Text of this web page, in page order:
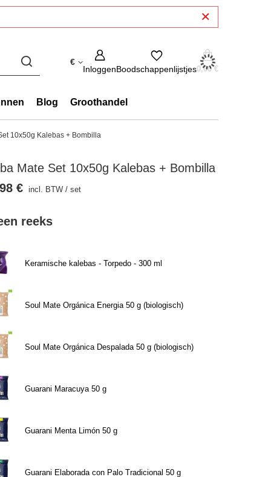
€
InloggenBoodschappenlijstjes0,00 €
Blog Groothandel
10x50g Kalebas + Bombilla
Mate Set 10x50g Kalebas + Bombilla
reeks
Keramische kalebas - Torpedo - 300 ml
Soul Mate Orgánica Energia 50 g (biologisch)
Soul Mate Orgánica Despalada 50 g (biologisch)
Guarani Maracuya 50 g
Guarani Menta Limón 50 g
Guarani Elaborada con Palo Tradicional 50 g
€ incl. BTW /set